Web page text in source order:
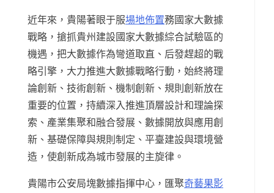
近年來，貴陽著眼于服場地佈置務國家大數據
戰略，搶抓貴州建設國家大數據綜合試驗區的
機遇，把大數據作為彎道取直、后發趕超的戰
略引擎，大力推進大數據戰略行動，始終將理
論創新、技術創新、機制創新、規則創新放在
重要的位置，持續深入推進頂層設計和理論探
索、產業集聚和融合發展、數據開放與應用創
新、基礎保障與規則制定、平臺建設與環境營
造，使創新成為城市發展的主旋律。
貴陽市公安局塊數據指揮中心，匯聚奇藝果影